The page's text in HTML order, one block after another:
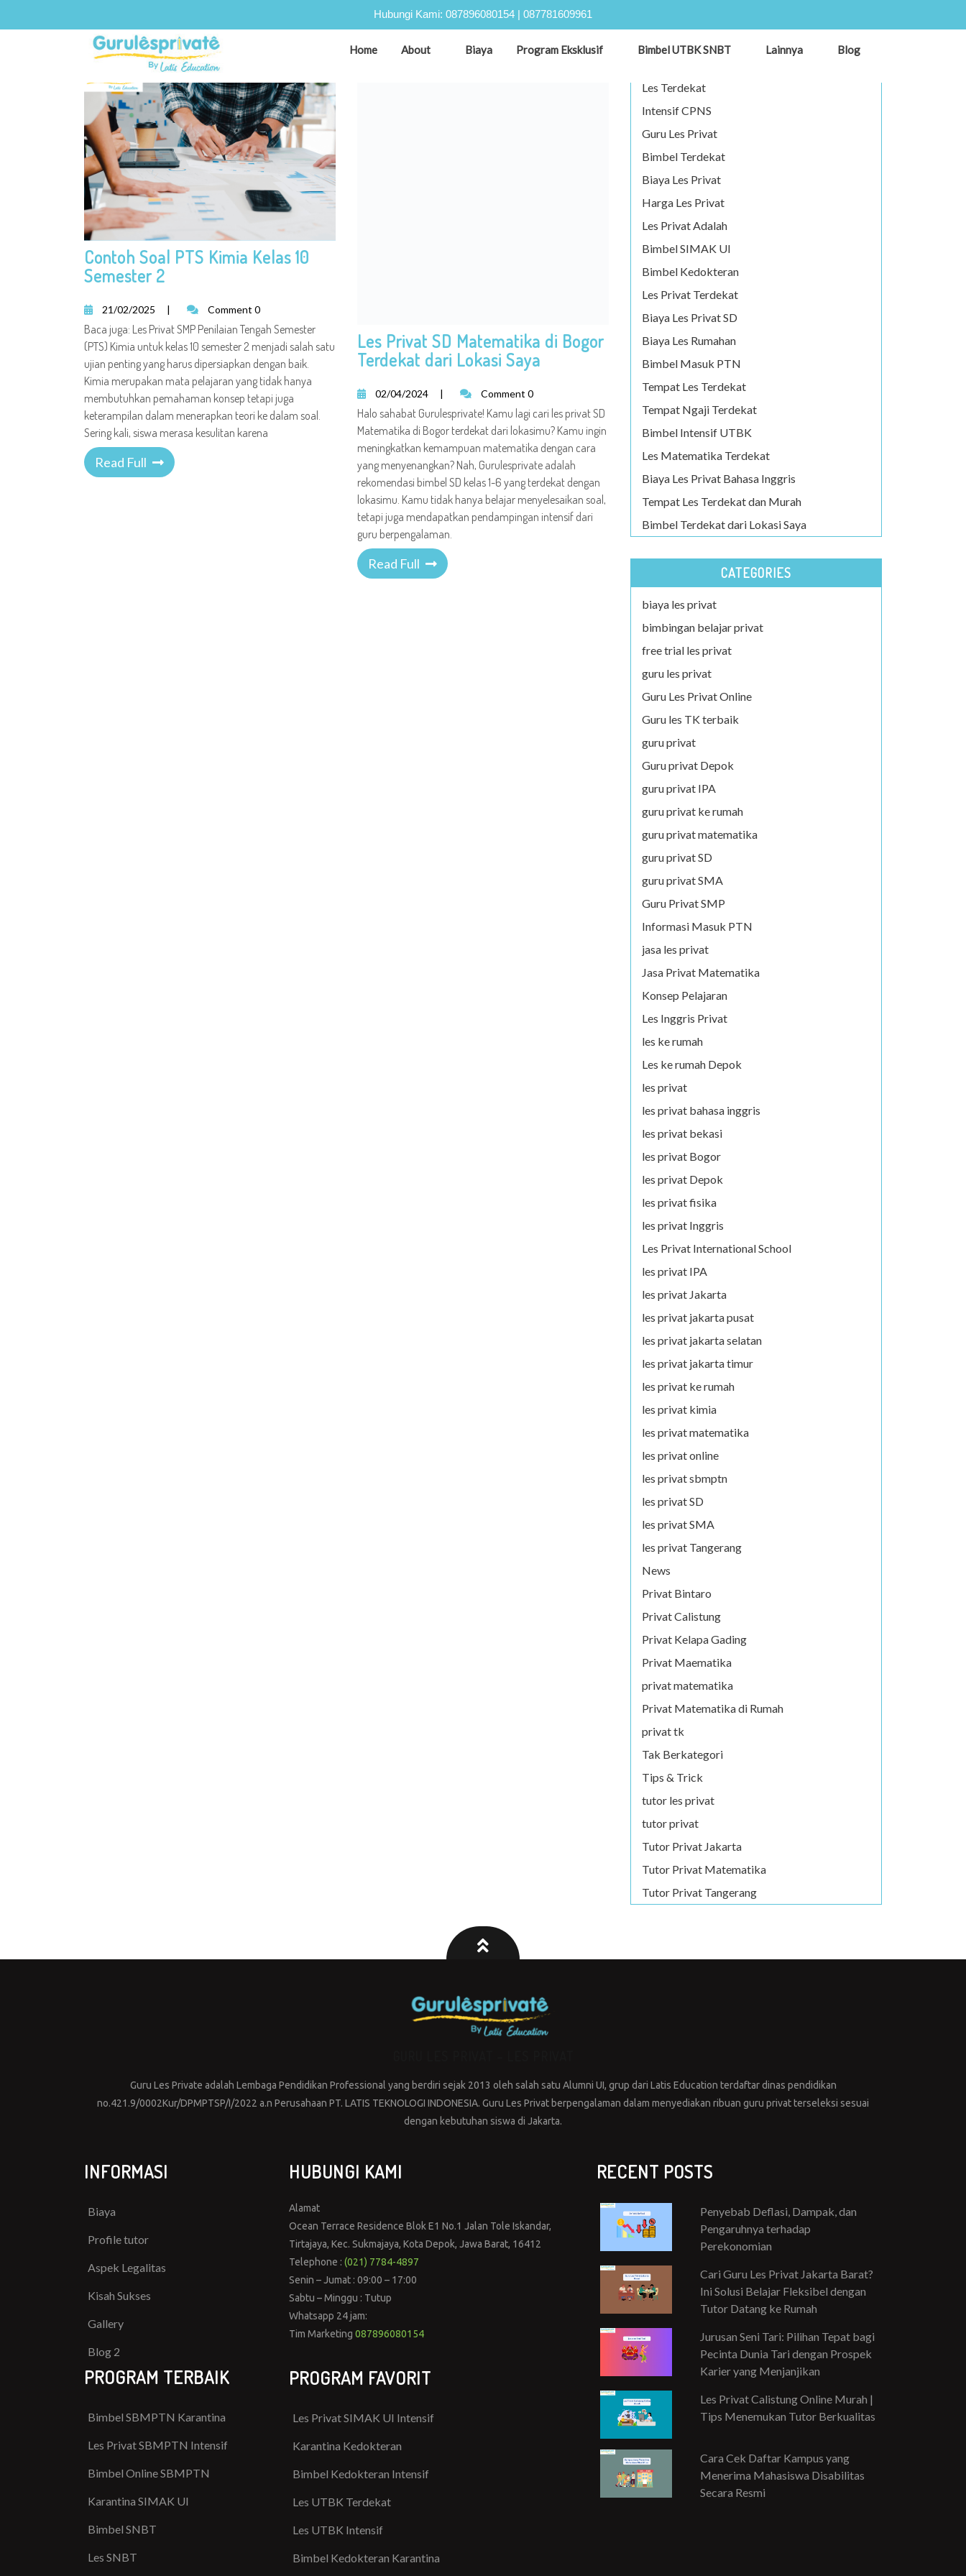
Hubungi Kami: 087896080154 | 087781609961
Home About Biaya Program Eksklusif Bimbel UTBK SNBT Lainnya Blog
TAG:LES PRIVAT BOGOR
Contoh Soal PTS Kimia Kelas 10
Semester 2
21/02/2025 | Comment 0
Baca juga: Les Privat SMP Penilaian Tengah Semester
(PTS) Kimia untuk kelas 10 semester 2 menjadi salah satu
ujian penting yang harus dipersiapkan dengan baik.
Kimia merupakan mata pelajaran yang tidak hanya
membutuhkan pemahaman konsep tetapi juga
keterampilan dalam menerapkan teori ke dalam soal.
Sering kali, siswa merasa kesulitan karena
Read Full
Les Privat SD Matematika di Bogor
Terdekat dari Lokasi Saya
02/04/2024 | Comment 0
Halo sahabat Gurulesprivate! Kamu lagi cari les privat SD
Matematika di Bogor terdekat dari lokasimu? Kamu ingin
meningkatkan kemampuan matematika dengan cara
yang menyenangkan? Nah, Gurulesprivate adalah
rekomendasi bimbel SD kelas 1-6 yang terdekat dengan
lokasimu. Kamu tidak hanya belajar menyelesaikan soal,
tetapi juga mendapatkan pendampingan intensif dari
guru berpengalaman.
Read Full
Les Terdekat
Intensif CPNS
Guru Les Privat
Bimbel Terdekat
Biaya Les Privat
Harga Les Privat
Les Privat Adalah
Bimbel SIMAK UI
Bimbel Kedokteran
Les Privat Terdekat
Biaya Les Privat SD
Biaya Les Rumahan
Bimbel Masuk PTN
Tempat Les Terdekat
Tempat Ngaji Terdekat
Bimbel Intensif UTBK
Les Matematika Terdekat
Biaya Les Privat Bahasa Inggris
Tempat Les Terdekat dan Murah
Bimbel Terdekat dari Lokasi Saya
CATEGORIES
biaya les privat
bimbingan belajar privat
free trial les privat
guru les privat
Guru Les Privat Online
Guru les TK terbaik
guru privat
Guru privat Depok
guru privat IPA
guru privat ke rumah
guru privat matematika
guru privat SD
guru privat SMA
Guru Privat SMP
Informasi Masuk PTN
jasa les privat
Jasa Privat Matematika
Konsep Pelajaran
Les Inggris Privat
les ke rumah
Les ke rumah Depok
les privat
les privat bahasa inggris
les privat bekasi
les privat Bogor
les privat Depok
les privat fisika
les privat Inggris
Les Privat International School
les privat IPA
les privat Jakarta
les privat jakarta pusat
les privat jakarta selatan
les privat jakarta timur
les privat ke rumah
les privat kimia
les privat matematika
les privat online
les privat sbmptn
les privat SD
les privat SMA
les privat Tangerang
News
Privat Bintaro
Privat Calistung
Privat Kelapa Gading
Privat Maematika
privat matematika
Privat Matematika di Rumah
privat tk
Tak Berkategori
Tips & Trick
tutor les privat
tutor privat
Tutor Privat Jakarta
Tutor Privat Matematika
Tutor Privat Tangerang
Guru Les Private adalah Lembaga Pendidikan Professional yang berdiri sejak 2013 oleh salah satu Alumni UI, grup dari Latis Education terdaftar dinas pendidikan
no.421.9/0002Kur/DPMPTSP/I/2022 a.n Perusahaan PT. LATIS TEKNOLOGI INDONESIA. Guru Les Privat berpengalaman dalam menyediakan ribuan guru privat terseleksi sesuai
dengan kebutuhan siswa di Jakarta.
INFORMASI
Biaya
Profile tutor
Aspek Legalitas
Kisah Sukses
Gallery
Blog 2
PROGRAM TERBAIK
Bimbel SBMPTN Karantina
Les Privat SBMPTN Intensif
Bimbel Online SBMPTN
Karantina SIMAK UI
Bimbel SNBT
Les SNBT
HUBUNGI KAMI
Alamat
Ocean Terrace Residence Blok E1 No.1 Jalan Tole Iskandar,
Tirtajaya, Kec. Sukmajaya, Kota Depok, Jawa Barat, 16412
Telephone : (021) 7784-4897
Senin – Jumat : 09:00 – 17:00
Sabtu – Minggu : Tutup
Whatsapp 24 jam:
Tim Marketing 087896080154
PROGRAM FAVORIT
Les Privat SIMAK UI Intensif
Karantina Kedokteran
Bimbel Kedokteran Intensif
Les UTBK Terdekat
Les UTBK Intensif
Bimbel Kedokteran Karantina
RECENT POSTS
Penyebab Deflasi, Dampak, dan
Pengaruhnya terhadap
Perekonomian
Cari Guru Les Privat Jakarta Barat?
Ini Solusi Belajar Fleksibel dengan
Tutor Datang ke Rumah
Jurusan Seni Tari: Pilihan Tepat bagi
Pecinta Dunia Tari dengan Prospek
Karier yang Menjanjikan
Les Privat Calistung Online Murah |
Tips Menemukan Tutor Berkualitas
Cara Cek Daftar Kampus yang
Menerima Mahasiswa Disabilitas
Secara Resmi